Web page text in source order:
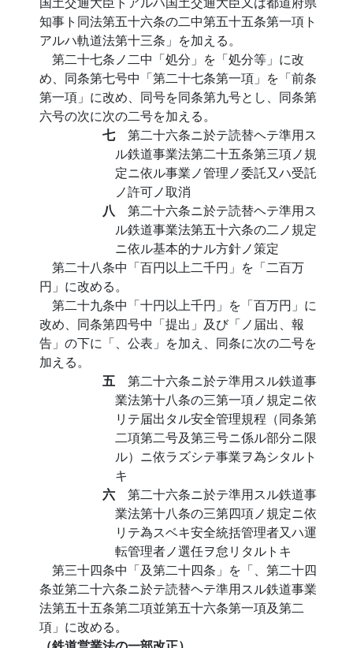
知事ト同法第五十六条の二中第五十五条第一項ト
アルハ軌道法第十三条」を加える。
第二十七条ノ二中「処分」を「処分等」に改
め、同条第七号中「第二十七条第一項」を「前条
第一項」に改め、同号を同条第九号とし、同条第
六号の次に次の二号を加える。
七 第二十六条ニ於テ読替ヘテ準用ス
ル鉄道事業法第二十五条第三項ノ規
定ニ依ル事業ノ管理ノ委託又ハ受託
ノ許可ノ取消
八 第二十六条ニ於テ読替ヘテ準用ス
ル鉄道事業法第五十六条の二ノ規定
ニ依ル基本的ナル方針ノ策定
第二十八条中「百円以上二千円」を「二百万
円」に改める。
第二十九条中「十円以上千円」を「百万円」に
改め、同条第四号中「提出」及び「ノ届出、報
告」の下に「、公表」を加え、同条に次の二号を
加える。
五 第二十六条ニ於テ準用スル鉄道事
業法第十八条の三第一項ノ規定ニ依
リテ届出タル安全管理規程（同条第
二項第二号及第三号ニ係ル部分ニ限
ル）ニ依ラズシテ事業ヲ為シタルト
キ
六 第二十六条ニ於テ準用スル鉄道事
業法第十八条の三第四項ノ規定ニ依
リテ為スベキ安全統括管理者又ハ運
転管理者ノ選任ヲ怠リタルトキ
第三十四条中「及第二十四条」を「、第二十四
条並第二十六条ニ於テ読替ヘテ準用スル鉄道事業
法第五十五条第二項並第五十六条第一項及第二
項」に改める。